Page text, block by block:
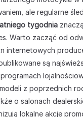
ale regularne
tygodnia
Warto zacząć od
internetowych
są
z poprzednich
o salonach
lokalne akcje